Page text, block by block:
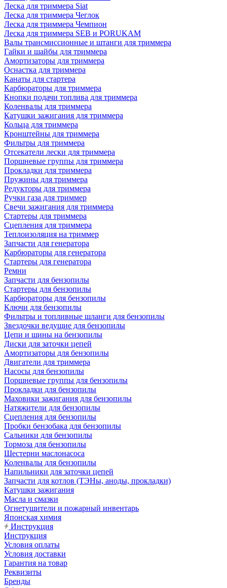
Леска для триммера Siat
Леска для триммера Чеглок
Леска для триммера Чемпион
Леска для триммера SEB и PORUKAM
Валы трансмиссионные и штанги для триммера
Гайки и шайбы для триммера
Амортизаторы для триммера
Оснастка для триммера
Канаты для стартера
Карбюраторы для триммера
Кнопки подачи топлива для триммера
Коленвалы для триммера
Катушки зажигания для триммера
Кольца для триммера
Кронштейны для триммера
Фильтры для триммера
Отсекатели лески для триммера
Поршневые группы для триммера
Прокладки для триммера
Пружины для триммера
Редукторы для триммера
Ручки газа для триммер
Свечи зажигания для триммера
Стартеры для триммера
Сцепления для триммера
Теплоизоляция на триммер
Запчасти для генератора
Карбюраторы для генератора
Стартеры для генератора
Ремни
Запчасти для бензопилы
Стартеры для бензопилы
Карбюраторы для бензопилы
Ключи для бензопилы
Фильтры и топливные шланги для бензопилы
Звездочки ведущие для бензопилы
Цепи и шины на бензопилы
Диски для заточки цепей
Амортизаторы для бензопилы
Двигатели для триммера
Насосы для бензопилы
Поршневые группы для бензопилы
Прокладки для бензопилы
Маховики зажигания для бензопилы
Натяжители для бензопилы
Сцепления для бензопилы
Пробки бензобака для бензопилы
Сальники для бензопилы
Тормоза для бензопилы
Шестерни маслонасоса
Коленвалы для бензопилы
Напильники для заточки цепей
Запчасти для котлов (ТЭНы, аноды, прокладки)
Катушки зажигания
Масла и смазки
Огнетушители и пожарный инвентарь
Японская химия
Инструкция
Инструкция
Условия оплаты
Условия доставки
Гарантия на товар
Реквизиты
Бренды